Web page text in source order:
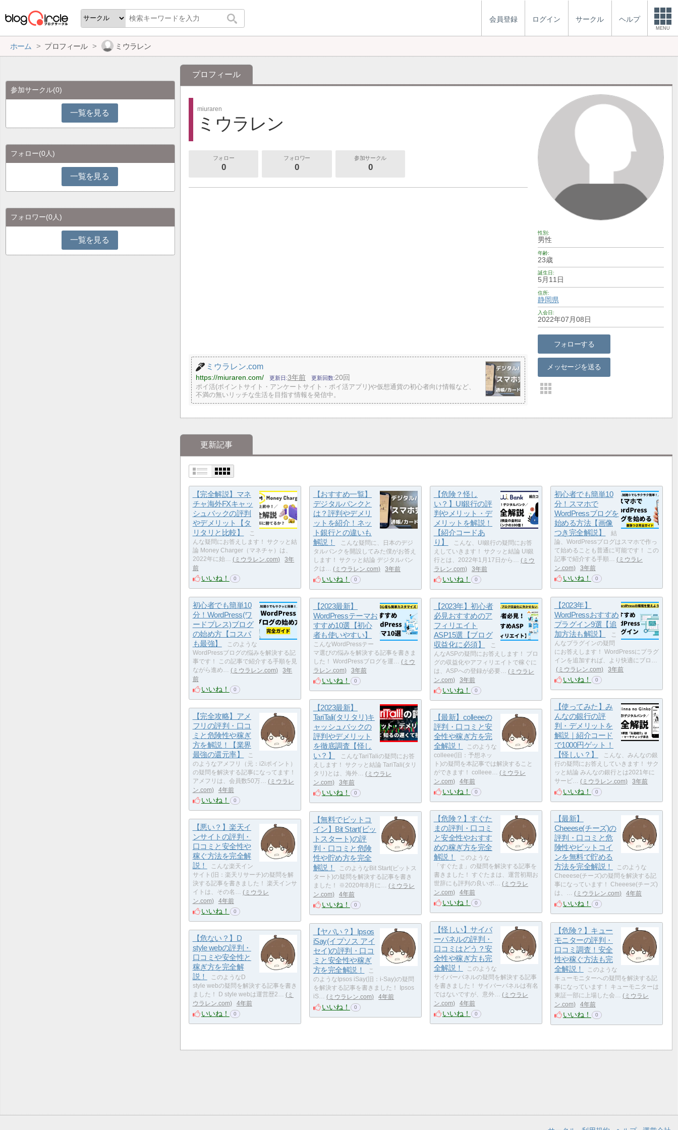
会員登録 ログイン サークル ヘルプ
MENU
ホーム プロフィール ミウラレン
プロフィール
miuraren
ミウラレン
フォロー
0
フォロワー
0
参加サークル
0
性別
男性
年齢
23歳
誕生日
5月11日
住所
静岡県
入会日
2022年07月08日
フォローする
メッセージを送る
ミウラレン.com
https://miuraren.com/ 更新日 3年前 更新回数 20回
ポイ活(ポイントサイト・アンケートサイト・ポイ活アプリ)や仮想通貨の初心者向け情報など、
不満の無いリッチな生活を目指す情報を発信中。
更新記事
【完全解説】マネ
チャ海外FXキャッ
シュバックの評判
やデメリット【タ
リタリと比較】
こ
んな疑問にお答えします！ サクッと結
論 Money Charger（マネチャ）は、
2022年に始…
ミウラレン.com
3年
前
いいね！ 0
【おすすめ一覧】
デジタルバンクと
は？評判やデメリ
ットを紹介！ネッ
ト銀行との違いも
解説！
こんな疑問に、日本のデジ
タルバンクを開設してみた僕がお答え
します！ サクッと結論 デジタルバン
クは…
ミウラレン.com 3年前
いいね！ 0
【危険？怪し
い？】UI銀行の評
判やメリット・デ
メリットを解説！
【紹介コードあ
り】
こんな、UI銀行の疑問にお答
えしていきます！ サクッと結論 UI銀
行とは、2022年1月17日から…
ミウ
ラレン.com
3年前
いいね！ 0
初心者でも簡単10
分！スマホで
WordPressブログを
始める方法【画像
つき完全解説】
結
論、WordPressブログはスマホで作っ
て始めることも普通に可能です！ この
記事で紹介する手順…
ミウラレ
ン.com
3年前
いいね！ 0
初心者でも簡単10
分！WordPress(ワ
ードプレス)ブログ
の始め方【コスパ
も最強】
このような
WordPressブログの悩みを解決する記
事です！ この記事で紹介する手順を見
ながら進め…
ミウラレン.com
3年
前
いいね！ 0
【2023年】
WordPressおすすめ
プラグイン9選【追
加方法も解説】
こ
んなプラグインの疑問
にお答えします！ WordPressにプラグ
インを追加すれば、より快適にブロ…
ミウラレン.com
3年前
いいね！ 0
【2023最新】
WordPressテーマお
すすめ10選【初心
者も使いやすい】
こんなWordPressテー
マ選びの悩みを解決する記事を書きま
した！ WordPressブログを運…
ミウ
ラレン.com
3年前
いいね！ 0
【2023年】初心者
必見おすすめのア
フィリエイト
ASP15選【ブログ
収益化に必須】
こ
んなASPの疑問にお答えします！ ブロ
グの収益化やアフィリエイトで稼ぐに
は、ASPへの登録が必要…
ミウラレ
ン.com
3年前
いいね！ 0
【使ってみた】み
んなの銀行の評
判・デメリットを
解説｜紹介コード
で1000円ゲット！
【怪しい？】
こんな、みんなの銀
行の疑問にお答えしていきます！ サク
ッと結論 みんなの銀行とは2021年に
サービ…
ミウラレン.com 3年前
いいね！ 0
【2023最新】
TariTali(タリタリ)キ
ャッシュバックの
評判やデメリット
を徹底調査【怪し
い？】
こんなTariTaliの疑問にお答
えします！ サクッと結論 TariTali(タリ
タリ)とは、海外…
ミウラレ
ン.com
3年前
いいね！ 0
【完全攻略】アメ
フリの評判・口コ
ミと危険性や稼ぎ
方を解説！【業界
最強の還元率】
こ
のようなアメフリ（元：i2iポイント）
の疑問を解決する記事になってます！
アメフリは、会員数50万…
ミウラレ
ン.com
4年前
いいね！ 0
【最新】colleeeの
評判・口コミと安
全性や稼ぎ方を完
全解説！
このような
colleee(旧：予想ネッ
ト)の疑問を本記事では解決すること
ができます！ colleee…
ミウラレ
ン.com
4年前
いいね！ 0
【危険？】すぐた
まの評判・口コミ
と安全性やおすす
めの稼ぎ方を完全
解説！
このような
「すぐたま」の疑問を解決する記事を
書きました！ すぐたまは、運営初期お
世辞にも評判の良いポ…
ミウラレ
ン.com
4年前
いいね！ 0
【最新】
Cheeese(チーズ)の
評判・口コミと危
険性やビットコイ
ンを無料で貯める
方法を完全解説！
このような
Cheeese(チーズ)の疑問を解決する記
事になっています！ Cheeese(チーズ)
は、…
ミウラレン.com 4年前
いいね！ 0
【無料でビットコ
イン】Bit Start(ビッ
トスタート)の評
判・口コミと危険
性や貯め方を完全
解説！
このようなBit Start(ビットス
タート)の疑問を解決する記事を書き
ました！ ※2020年8月に…
ミウラレ
ン.com
4年前
いいね！ 0
【悪い？】楽天イ
ンサイトの評判・
口コミと安全性や
稼ぐ方法を完全解
説！
こんな楽天イン
サイト(旧：楽天リサーチ)の疑問を解
決する記事を書きました！ 楽天インサ
イトは、その名…
ミウラレ
ン.com
4年前
いいね！ 0
【怪しい】サイバ
ーパネルの評判・
口コミはどう？安
全性や稼ぎ方も完
全解説！
このような
サイバーパネルの疑問を解決する記事
を書きました！ サイバーパネルは有名
ではないですが、意外…
ミウラレ
ン.com
4年前
いいね！ 0
【危険？】キュー
モニターの評判・
口コミ調査！安全
性や稼ぐ方法も完
全解説！
このような
キューモニターへの疑問を解決する記
事になっています！ キューモニターは
東証一部に上場した会…
ミウラレ
ン.com
4年前
いいね！ 0
【ヤバい？】Ipsos
iSay(イプソス アイ
セイ)の評判・口コ
ミと安全性や稼ぎ
方を完全解説！
こ
のようなIpsos iSay(旧：i-Say)の疑問
を解決する記事を書きました！ Ipsos
iS…
ミウラレン.com 4年前
いいね！ 0
【危ない？】D
style webの評判・
口コミや安全性と
稼ぎ方を完全解
説！
このようなD
style webの疑問を解決する記事を書き
ました！ D style webは運営歴2…
ミ
ウラレン.com
4年前
いいね！ 0
参加サークル(0)
一覧を見る
フォロー(0人)
一覧を見る
フォロワー(0人)
一覧を見る